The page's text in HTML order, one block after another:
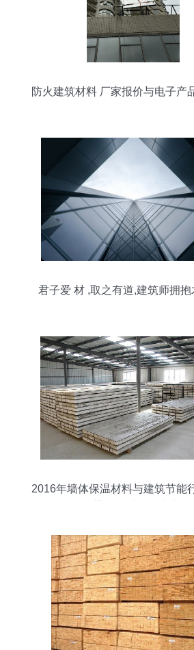
防火建筑材料 厂家报价与电子产
君子爱 材 ,取之有道,建筑师拥
2016年墙体保温材料与建筑节能